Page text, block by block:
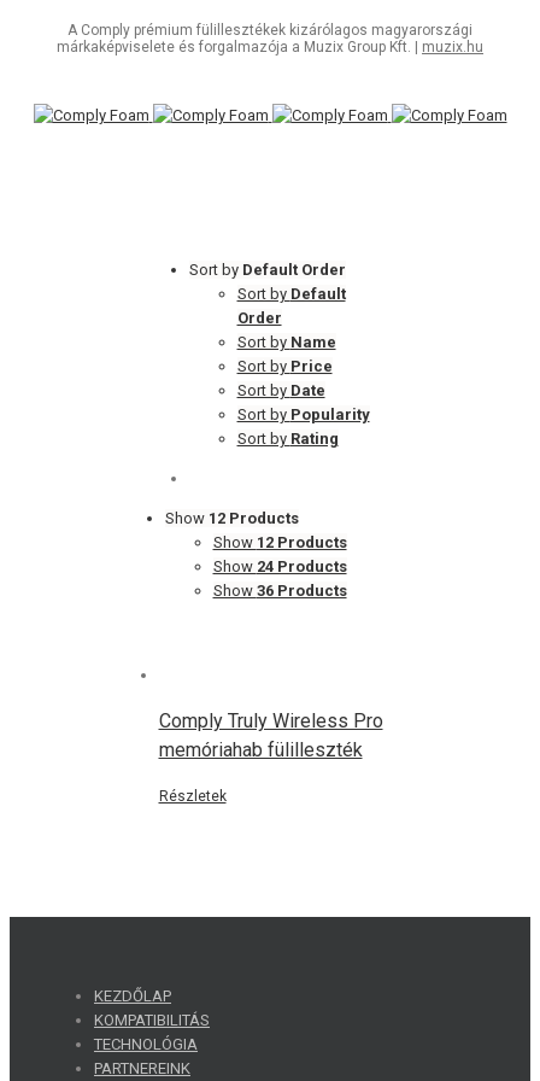
A Comply prémium fülillesztékek kizárólagos magyarországi
márkaképviselete és forgalmazója a Muzix Group Kft. | muzix.hu
Sort by Default Order
Sort by Default
Order
Sort by Name
Sort by Price
Sort by Date
Sort by Popularity
Sort by Rating
Show 12 Products
Show 12 Products
Show 24 Products
Show 36 Products
Comply Truly Wireless Pro
memóriahab fülilleszték
Részletek
KEZDŐLAP
KOMPATIBILITÁS
TECHNOLÓGIA
PARTNEREINK